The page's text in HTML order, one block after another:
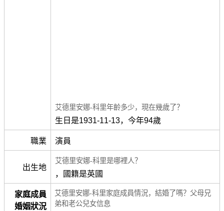
艾德里安娜-科里年齡多少，現在幾歲了？
生日是1931-11-13，今年94歲
職業 演員
出生地
艾德里安娜-科里是哪裡人？
，國籍是英國
家庭成員
婚姻狀況
艾德里安娜-科里家庭成員情況，結婚了嗎？父母兄
弟和老公兒女信息